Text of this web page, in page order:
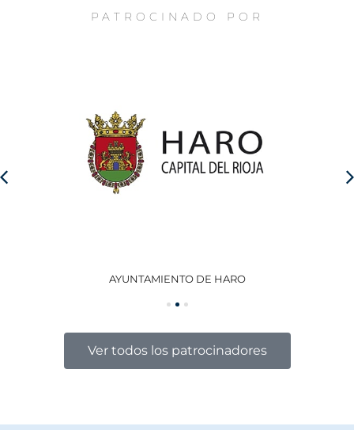
PATROCINADO POR
AYUNTAMIENTO DE HARO
Ver todos los patrocinadores